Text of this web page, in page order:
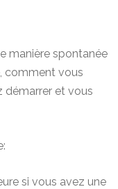
manière spontanée
comment vous
démarrer et vous
si vous avez une